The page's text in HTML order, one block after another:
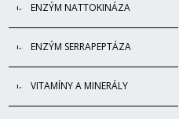
ENZÝM NATTOKINÁZA
ENZÝM SERRAPEPTÁZA
VITAMÍNY A MINERÁLY